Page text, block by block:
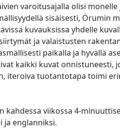
varoitusajalla olisi monelle
sisäisesti, Örumin
kuvauksissa yhdelle
ja valaistusten
paikalla ja hyvällä
kaikki kuvat onnistuneesti,
iteroiva tuotantotapa toimi
kahdessa viikossa 4-
ja englanniksi.